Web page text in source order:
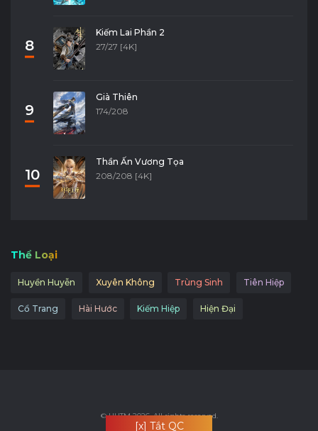
8
Kiếm Lai Phần 2
27/27 [4K]
9
Già Thiên
174/208
10
Thần Ấn Vương Tọa
208/208 [4K]
Thể Loại
Huyền Huyễn Xuyên Không Trùng Sinh Tiên Hiệp
Cổ Trang Hài Hước Kiếm Hiệp Hiện Đại
© HHTM 2026. All rights reserved.
[x] Tắt QC